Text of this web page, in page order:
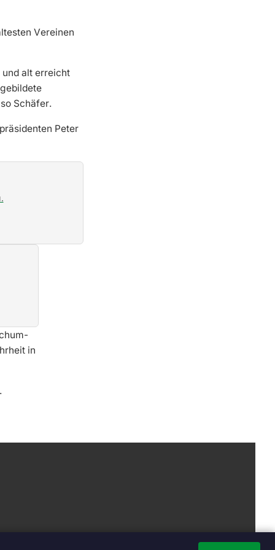
Vereinen
und alt erreicht
Schäfer.
Peter
in